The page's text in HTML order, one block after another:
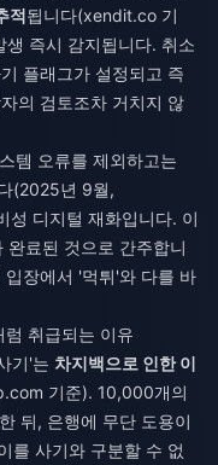
적됩니다(xendit.co 기
즉시 감지됩니다. 취소
플래그가 설정되고 즉
의 검토조차 거치지 않
템 오류를 제외하고는
(2025년 9월,
디지털 재화입니다. 이
료된 것으로 간주합니
장에서 '먹튀'와 다를 바
취급되는 이유
기'는 차지백으로 인한 이
기준). 10,000개의
뒤, 은행에 무단 도용이
를 사기와 구분할 수 없